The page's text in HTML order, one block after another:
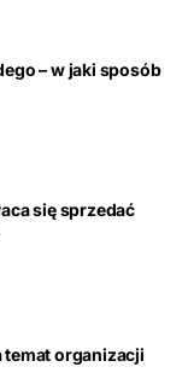
– w jaki sposób
się sprzedać
temat organizacji